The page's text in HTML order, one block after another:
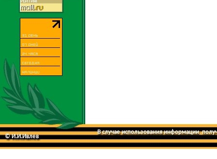
© И.И.Ивлев
В случае использования информации,